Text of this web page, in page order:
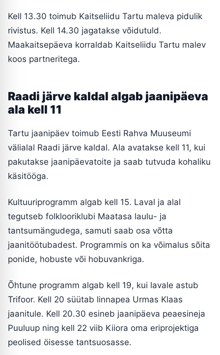
Kell 13.30 toimub Kaitseliidu Tartu maleva pidulik
rivistus. Kell 14.30 jagatakse võidutuld.
Maakaitsepäeva korraldab Kaitseliidu Tartu malev
koos partneritega.
Raadi järve kaldal algab jaanipäeva
ala kell 11
Tartu jaanipäev toimub Eesti Rahva Muuseumi
välialal Raadi järve kaldal. Ala avatakse kell 11, kui
pakutakse jaanipäevatoite ja saab tutvuda kohaliku
käsitööga.
Kultuuriprogramm algab kell 15. Laval ja alal
tegutseb folklooriklubi Maatasa laulu- ja
tantsumängudega, samuti saab osa võtta
jaanitöötubadest. Programmis on ka võimalus sõita
ponide, hobuste või hobuvankriga.
Õhtune programm algab kell 19, kui lavale astub
Trifoor. Kell 20 süütab linnapea Urmas Klaas
jaanitule. Kell 20.30 esineb jaanipäeva peaesineja
Puuluup ning kell 22 viib Kiiora oma eriprojektiga
peolised öisesse tantsuosasse.